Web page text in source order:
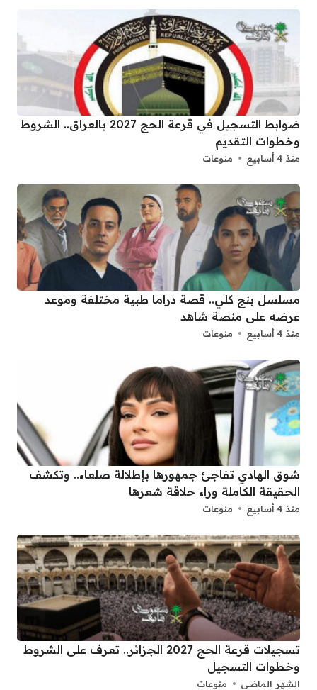
ضوابط التسجيل في قرعة الحج 2027 بالعراق.. الشروط
وخطوات التقديم
منذ 4 أسابيع منوعات
مسلسل بنج كلي.. قصة دراما طبية مختلفة وموعد
عرضه على منصة شاهد
منذ 4 أسابيع منوعات
شوق الهادي تفاجئ جمهورها بإطلالة صلعاء.. وتكشف
الحقيقة الكاملة وراء حلاقة شعرها
منذ 4 أسابيع منوعات
تسجيلات قرعة الحج 2027 الجزائر.. تعرف على الشروط
وخطوات التسجيل
الشهر الماضي منوعات